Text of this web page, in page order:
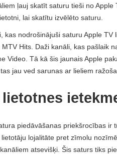
ļauj skatīt saturu tieši no
lai skatītu izvēlēto saturu.
kas nodrošinājuši saturu Apple
MTV Hits. Daži kanāli, kas pašlaik
Video. Tā kā šis jaunais Apple
jau ved sarunas ar lieliem
piedāvāšanas priekšrocības
lojalitāte pret zīmolu
atsevišķi. Šis saturs tiks